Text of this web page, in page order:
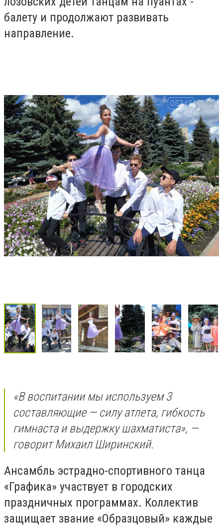
балету и продолжают развивать
направление.
«В воспитании мы используем 3
составляющие — силу атлета, гибкость
гимнаста и выдержку шахматиста», —
говорит Михаил Ширинский.
Ансамбль эстрадно-спортивного танца
«Графика» участвует в городских
праздничных программах. Коллектив
защищает звание «Образцовый» каждые